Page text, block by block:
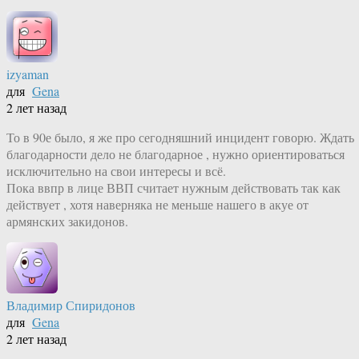
izyaman
для Gena
2 лет назад
То в 90е было, я же про сегодняшний инцидент говорю. Ждать
благодарности дело не благодарное , нужно ориентироваться
исключительно на свои интересы и всё.
Пока ввпр в лице ВВП считает нужным действовать так как
действует , хотя наверняка не меньше нашего в акуе от
армянских закидонов.
Владимир Спиридонов
для Gena
2 лет назад